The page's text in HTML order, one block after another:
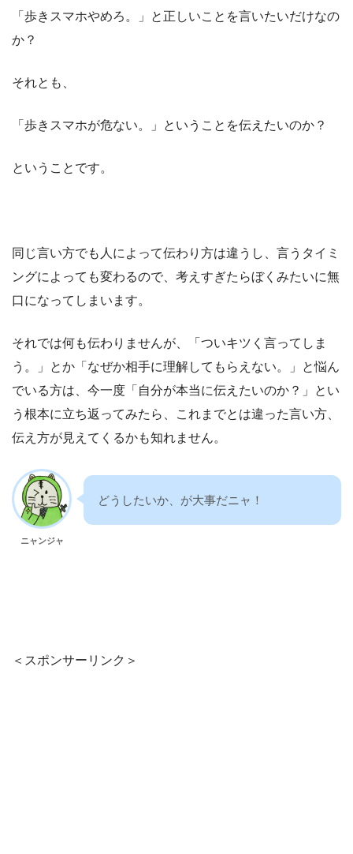
「歩きスマホやめろ。」と正しいことを言いたいだけなの
か？
それとも、
「歩きスマホが危ない。」ということを伝えたいのか？
ということです。
同じ言い方でも人によって伝わり方は違うし、言うタイミ
ングによっても変わるので、考えすぎたらぼくみたいに無
口になってしまいます。
それでは何も伝わりませんが、「ついキツく言ってしま
う。」とか「なぜか相手に理解してもらえない。」と悩ん
でいる方は、今一度「自分が本当に伝えたいのか？」とい
う根本に立ち返ってみたら、これまでとは違った言い方、
伝え方が見えてくるかも知れません。
ニャンジャ
どうしたいか、が大事だニャ！
＜スポンサーリンク＞